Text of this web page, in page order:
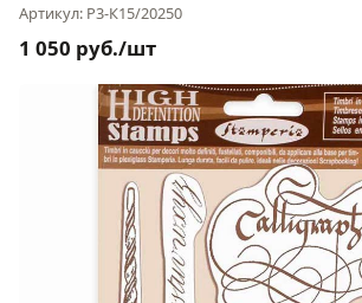
Артикул: Р3-К15/20250
1 050 руб./шт